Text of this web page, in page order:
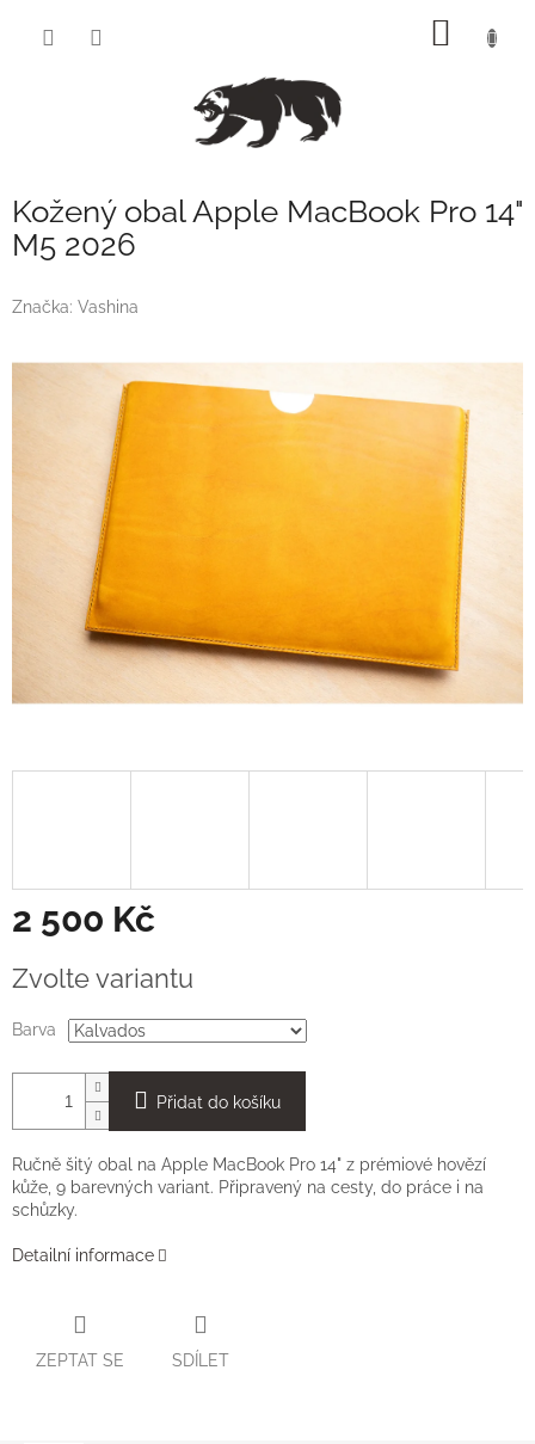
Kožený obal Apple MacBook Pro 14"
M5 2026
Značka: Vashina
2 500 Kč
cena:
Zvolte variantu
Barva
Přidat do košíku
Ručně šitý obal na Apple MacBook Pro 14" z prémiové hovězí
kůže, 9 barevných variant. Připravený na cesty, do práce i na
schůzky.
Detailní informace
ZEPTAT SE SDÍLET